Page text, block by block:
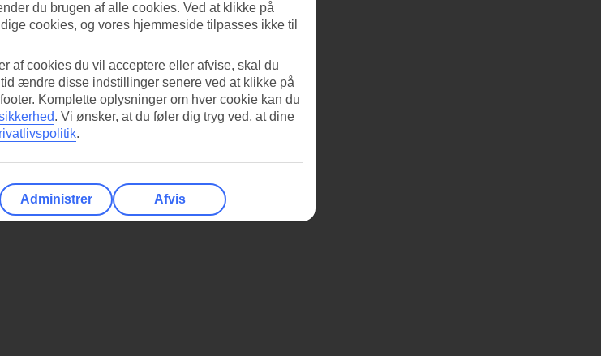
du brugen af alle cookies. Ved at klikke på
cookies, og vores hjemmeside tilpasses ikke til
af cookies du vil acceptere eller afvise, skal du
ændre disse indstillinger senere ved at klikke på
Komplette oplysninger om hver cookie kan du
. Vi ønsker, at du føler dig tryg ved, at dine
.
Administrer Afvis